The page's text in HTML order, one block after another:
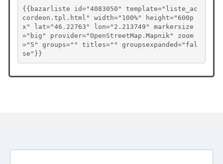
{{bazarliste id="4083050" template="liste_ac
cordeon.tpl.html" width="100%" height="600p
x" lat="46.22763" lon="2.213749" markersize
="big" provider="OpenStreetMap.Mapnik" zoom
="5" groups="" titles="" groupsexpanded="fal
se"}}